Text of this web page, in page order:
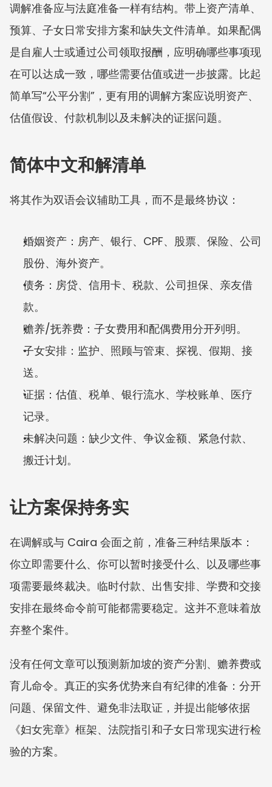
调解准备应与法庭准备一样有结构。带上资产清单、
预算、子女日常安排方案和缺失文件清单。如果配偶
是自雇人士或通过公司领取报酬，应明确哪些事项现
在可以达成一致，哪些需要估值或进一步披露。比起
简单写“公平分割”，更有用的调解方案应说明资产、
估值假设、付款机制以及未解决的证据问题。
简体中文和解清单
将其作为双语会议辅助工具，而不是最终协议：
婚姻资产：房产、银行、CPF、股票、保险、公司
股份、海外资产。
债务：房贷、信用卡、税款、公司担保、亲友借
款。
赡养/抚养费：子女费用和配偶费用分开列明。
子女安排：监护、照顾与管束、探视、假期、接
送。
证据：估值、税单、银行流水、学校账单、医疗
记录。
未解决问题：缺少文件、争议金额、紧急付款、
搬迁计划。
让方案保持务实
在调解或与 Caira 会面之前，准备三种结果版本：
你立即需要什么、你可以暂时接受什么、以及哪些事
项需要最终裁决。临时付款、出售安排、学费和交接
安排在最终命令前可能都需要稳定。这并不意味着放
弃整个案件。
没有任何文章可以预测新加坡的资产分割、赡养费或
育儿命令。真正的实务优势来自有纪律的准备：分开
问题、保留文件、避免非法取证，并提出能够依据
《妇女宪章》框架、法院指引和子女日常现实进行检
验的方案。